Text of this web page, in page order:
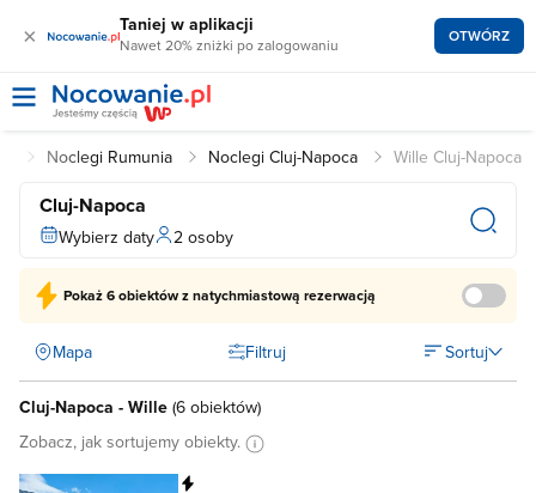
× Taniej w aplikacji
Nawet 20% zniżki po zalogowaniu OTWÓRZ
Noclegi Rumunia Noclegi Cluj-Napoca Wille Cluj-Napoca
Cluj-Napoca
Wybierz daty 2 osoby
Pokaż6 obiektówz natychmiastową rezerwacją
Mapa Filtruj Sortuj
Cluj-Napoca - Wille (6 obiektów)
Zobacz, jak sortujemy obiekty.